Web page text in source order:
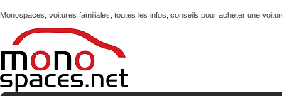
Monospaces, voitures familiales; toutes les infos, conseils pour acheter une